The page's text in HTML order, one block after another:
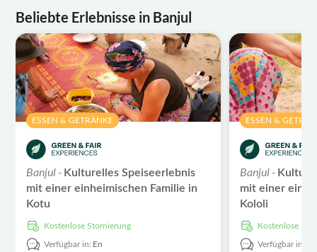
Beliebte Erlebnisse in Banjul
ESSEN & GETRÄNKE
Banjul - Kulturelles Speiseerlebnis
mit einer einheimischen Familie in
Kotu
kostenlose Stornierung
Verfügbar in: En
ESSEN &
Banjul -
mit einer
Kololi
kostenlose
Verfügbar in: